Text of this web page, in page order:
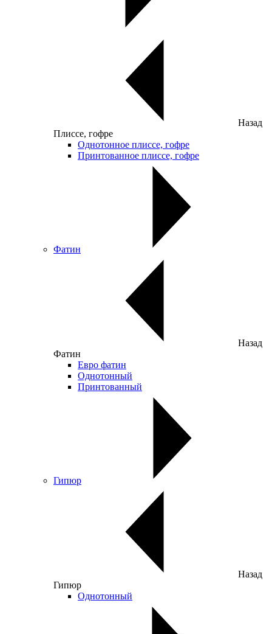
Назад
Плиссе, гофре
Однотонное плиссе, гофре
Принтованное плиссе, гофре
Фатин
Назад
Фатин
Евро фатин
Однотонный
Принтованный
Гипюр
Назад
Гипюр
Однотонный